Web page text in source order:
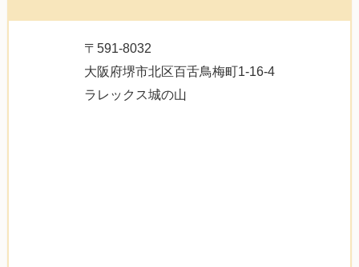
〒591-8032
大阪府堺市北区百舌鳥梅町1-16-4
ラレックス城の山